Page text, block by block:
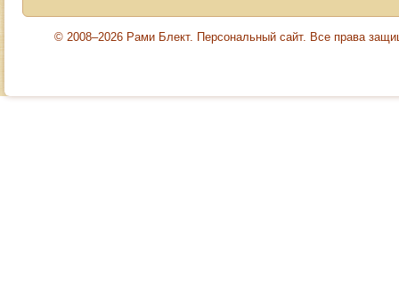
© 2008–2026 Рами Блект. Персональный сайт. Все права